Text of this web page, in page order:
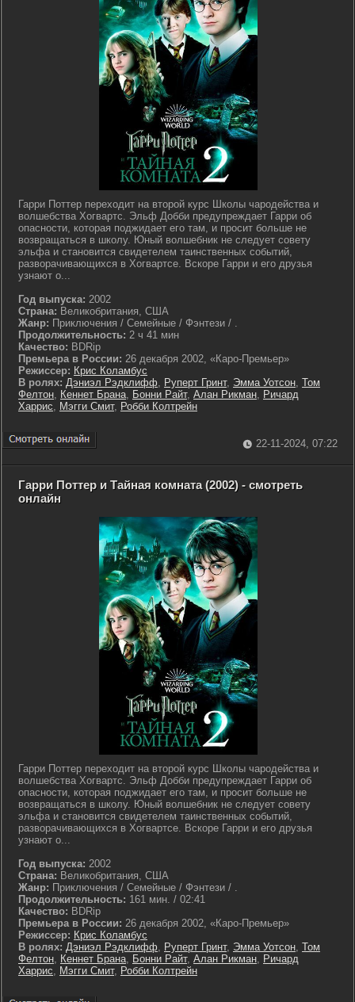
Гарри Поттер переходит на второй курс Школы чародейства и
волшебства Хогвартс. Эльф Добби предупреждает Гарри об
опасности, которая поджидает его там, и просит больше не
возвращаться в школу. Юный волшебник не следует совету
эльфа и становится свидетелем таинственных событий,
разворачивающихся в Хогвартсе. Вскоре Гарри и его друзья
узнают о...
Год выпуска: 2002
Страна: Великобритания, США
Жанр: Приключения / Семейные / Фэнтези / .
Продолжительность: 2 ч 41 мин
Качество: BDRip
Премьера в России: 26 декабря 2002, «Каро-Премьер»
Режиссер: Крис Коламбус
В ролях: Дэниэл Рэдклифф, Руперт Гринт, Эмма Уотсон, Том
Фелтон, Кеннет Брана, Бонни Райт, Алан Рикман, Ричард
Харрис, Мэгги Смит, Робби Колтрейн
22-11-2024, 07:22
Гарри Поттер и Тайная комната (2002) - смотреть
онлайн
Гарри Поттер переходит на второй курс Школы чародейства и
волшебства Хогвартс. Эльф Добби предупреждает Гарри об
опасности, которая поджидает его там, и просит больше не
возвращаться в школу. Юный волшебник не следует совету
эльфа и становится свидетелем таинственных событий,
разворачивающихся в Хогвартсе. Вскоре Гарри и его друзья
узнают о...
Год выпуска: 2002
Страна: Великобритания, США
Жанр: Приключения / Семейные / Фэнтези / .
Продолжительность: 161 мин. / 02:41
Качество: BDRip
Премьера в России: 26 декабря 2002, «Каро-Премьер»
Режиссер: Крис Коламбус
В ролях: Дэниэл Рэдклифф, Руперт Гринт, Эмма Уотсон, Том
Фелтон, Кеннет Брана, Бонни Райт, Алан Рикман, Ричард
Харрис, Мэгги Смит, Робби Колтрейн